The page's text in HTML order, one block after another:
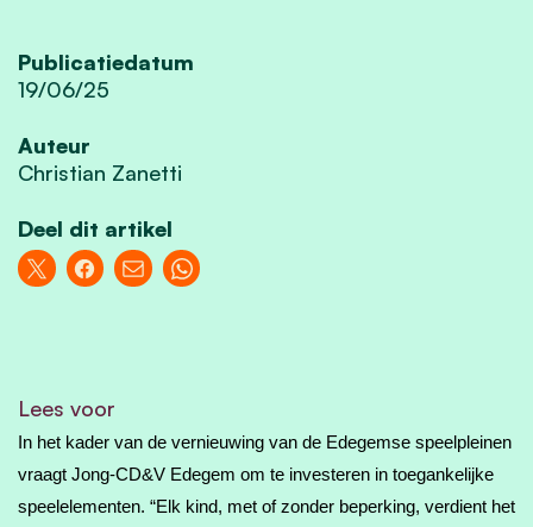
Publicatiedatum
19/06/25
Auteur
Christian Zanetti
Deel dit artikel
Lees voor
In het kader van de vernieuwing van de Edegemse speelpleinen
vraagt Jong-CD&V Edegem om te investeren in toegankelijke
speelelementen. “Elk kind, met of zonder beperking, verdient het